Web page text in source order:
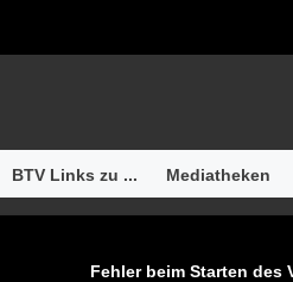
BTV Links zu ... Mediatheken
Fehler beim Starten des